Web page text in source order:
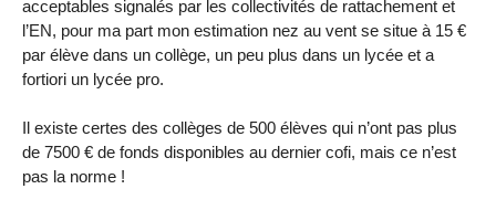
acceptables signalés par les collectivités de rattachement et
l’EN, pour ma part mon estimation nez au vent se situe à 15 €
par élève dans un collège, un peu plus dans un lycée et a
fortiori un lycée pro.
Il existe certes des collèges de 500 élèves qui n’ont pas plus
de 7500 € de fonds disponibles au dernier cofi, mais ce n’est
pas la norme !